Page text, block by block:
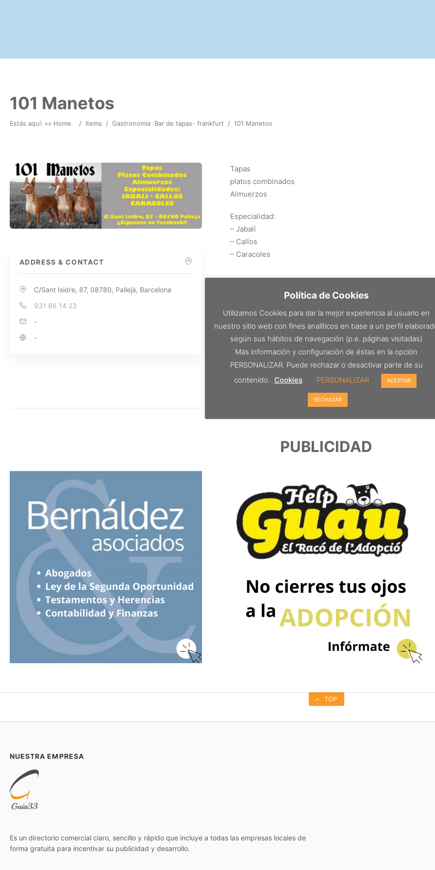
101 Manetos
Estás aquí: »» Home / Items / Gastronomía Bar de tapas- frankfurt / 101 Manetos
ADDRESS & CONTACT
C/Sant Isidre, 87, 08780, Pallejà, Barcelona
931 86 14 23
-
-
Tapas
platos combinados
Almuerzos
Especialidad:
– Jabalí
– Callos
– Caracoles
PUBLICIDAD
TOP
NUESTRA EMPRESA
Es un directorio comercial claro, sencillo y rápido que incluye a todas las empresas locales de
forma gratuita para incentivar su publicidad y desarrollo.
Política de Cookies
Utilizamos Cookies para dar la mejor experiencia al usuario en
nuestro sitio web con fines analíticos en base a un perfil
según sus hábitos de navegación (p.e. páginas visitadas)
Más información y configuración de éstas en la opción
PERSONALIZAR. Puede rechazar o desactivar parte de su
contenido. Cookies PERSONALIZAR ACEPTAR
RECHAZAR